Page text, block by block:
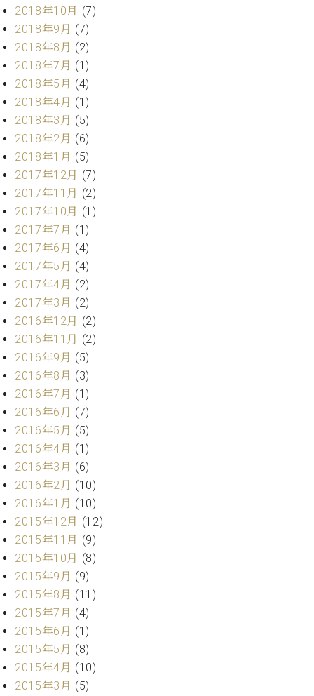
調
師
紹
介
調
律
金
表
お
問
い
合
せ
尾山調律師のブ
ログ Die
Musikgasse（音
楽の小道）
2018年10月 (7)
2018年9月 (7)
2018年8月 (2)
2018年7月 (1)
2018年5月 (4)
2018年4月 (1)
2018年3月 (5)
2018年2月 (6)
2018年1月 (5)
2017年12月 (7)
2017年11月 (2)
2017年10月 (1)
2017年7月 (1)
2017年6月 (4)
2017年5月 (4)
2017年4月 (2)
2017年3月 (2)
2016年12月 (2)
2016年11月 (2)
2016年9月 (5)
2016年8月 (3)
2016年7月 (1)
2016年6月 (7)
2016年5月 (5)
2016年4月 (1)
2016年3月 (6)
2016年2月 (10)
2016年1月 (10)
2015年12月 (12)
2015年11月 (9)
2015年10月 (8)
2015年9月 (9)
2015年8月 (11)
2015年7月 (4)
2015年6月 (1)
2015年5月 (8)
2015年4月 (10)
2015年3月 (5)